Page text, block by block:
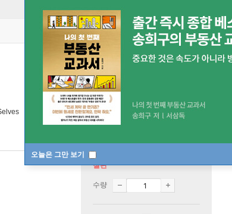
오늘은 그만 보기
절판
수량